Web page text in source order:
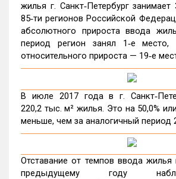
жилья г. Санкт‑Петербург
85‑ти регионов Российской
абсолютного прироста ввода
период регион занял 1‑е
относительного прироста — 19‑е
В июле 2017 года в г.
220,2 тыс. м² жилья. Это на 50,0%
меньше, чем за аналогичный период
Отставание от темпов ввода
предыдущему году